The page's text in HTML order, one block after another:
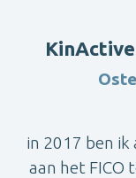
in 2017 ben ik
aan het FICO